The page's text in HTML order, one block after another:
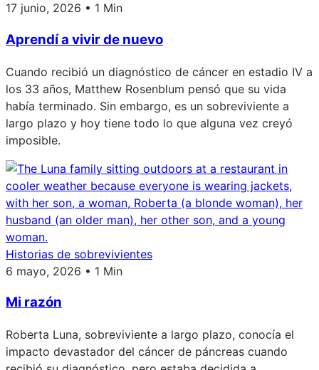
17 junio, 2026 • 1 Min
Aprendí a vivir de nuevo
Cuando recibió un diagnóstico de cáncer en estadio IV a
los 33 años, Matthew Rosenblum pensó que su vida
había terminado. Sin embargo, es un sobreviviente a
largo plazo y hoy tiene todo lo que alguna vez creyó
imposible.
Historias de sobrevivientes
6 mayo, 2026 • 1 Min
Mi razón
Roberta Luna, sobreviviente a largo plazo, conocía el
impacto devastador del cáncer de páncreas cuando